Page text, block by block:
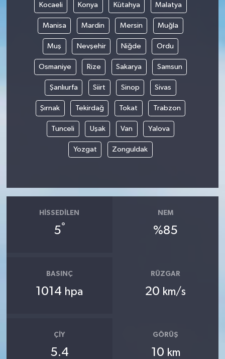
Kocaeli Konya Kütahya Malatya
Manisa Mardin Mersin Muğla
Muş Nevşehir Niğde Ordu
Osmaniye Rize Sakarya Samsun
Şanlıurfa Siirt Sinop Sivas
Şırnak Tekirdağ Tokat Trabzon
Tunceli Uşak Van Yalova
Yozgat Zonguldak
HISSEDILEN
5°
NEM
%85
BASINÇ
1014 hpa
RÜZGAR
20 km/s
ÇIY
5.4
GÖRÜŞ
10 km